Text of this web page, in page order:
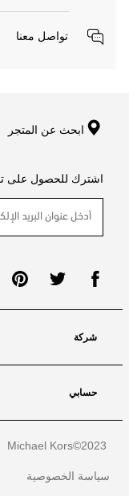
تواصل معنا
ابحث عن المتجر
اشترك للحصول على
شركة
حسابي
Michael Kors
سياسة الخصوصية